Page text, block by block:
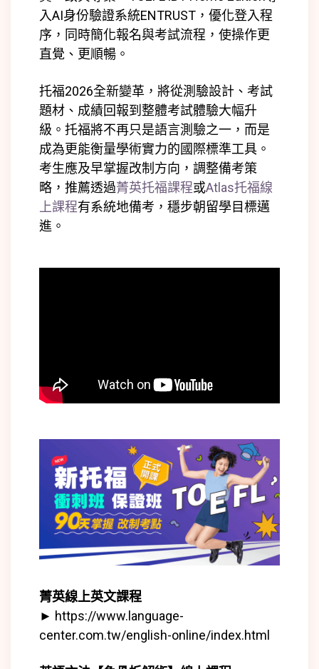
入AI身份驗證系統ENTRUST，優化登入程
序，同時簡化報名與考試流程，使操作更
直覺、更順暢。
托福2026全新變革，將從測驗設計、考試
題材、成績回報到整體考試體驗大幅升
級。托福將不再只是語言測驗之一，而是
成為更能衡量學術實力的國際標準工具。
考生應及早掌握改制方向，調整備考策
略，推薦透過菁英托福課程或Atlas托福線
上課程有系統地備考，穩步朝留學目標邁
進。
菁英線上英文課程
► https://www.language-
center.com.tw/english-online/index.html